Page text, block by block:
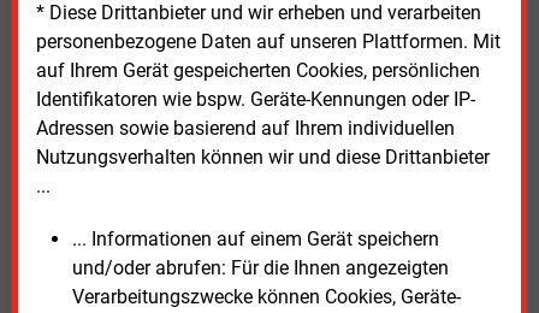
* Diese Drittanbieter und wir erheben und verarbeiten
personenbezogene Daten auf unseren Plattformen. Mit
auf Ihrem Gerät gespeicherten Cookies, persönlichen
Identifikatoren wie bspw. Geräte-Kennungen oder IP-
Adressen sowie basierend auf Ihrem individuellen
Nutzungsverhalten können wir und diese Drittanbieter
...
... Informationen auf einem Gerät speichern
und/oder abrufen: Für die Ihnen angezeigten
Verarbeitungszwecke können Cookies, Geräte-
Engelke, dass die aktuelle Energiepreiskrise zu einem
schnellen Umdenken bis in die Haushalte geführt
habe. Als Teamleiter Energie und Bauen des
Verbraucherzentrale-Bundesverbands (VZBV) erlebte
er schon 2022 eine höhere Nachfrage nach
Wärmepumpen als nach neuen Gasheizungen.
Insgesamt sei das Thema Klimaschutz und
angekommen, resümierte er. Aktuell sei der
Beratungsbedarf nach Balkonsolaranlagen hoch.